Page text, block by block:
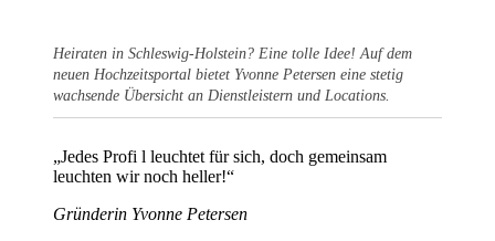
Heiraten in Schleswig-Holstein? Eine tolle Idee! Auf dem
neuen Hochzeitsportal bietet Yvonne Petersen eine stetig
wachsende Übersicht an Dienstleistern und Locations.
„Jedes Profi l leuchtet für sich, doch gemeinsam
leuchten wir noch heller!“
Gründerin Yvonne Petersen